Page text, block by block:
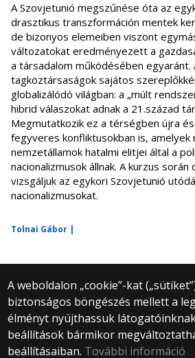
A Szovjetunió megszűnése óta az
drasztikus transzformáción mentek
de bizonyos elemeiben viszont
változatokat eredményezett a
a társadalom működésében
tagköztársaságok sajátos
globalizálódó világban: a „múlt
hibrid válaszokat adnak a 21.század
Megmutatkozik ez a térségben újra
fegyveres konfliktusokban is, amelyek
nemzetállamok hatalmi elitjei által a
nacionalizmusok állnak. A kurzus
vizsgáljuk az egykori Szovjetunió
nacionalizmusokat.
Tolnai Gábor |
A weboldalon „cookie”-kat
biztonságos böngészés mellett a
élményt nyújthassuk
beállítások bármikor
beállításaiban. További információ
© 2025 Eötvös Loránd
Minden jog
1053 Budapest,
Központi telefonszám: +36